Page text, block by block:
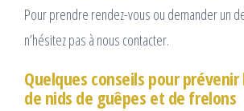
Pour prendre rendez-vous ou demander un
n’hésitez pas à nous contacter.
Quelques conseils pour
de nids de guêpes et de frelons